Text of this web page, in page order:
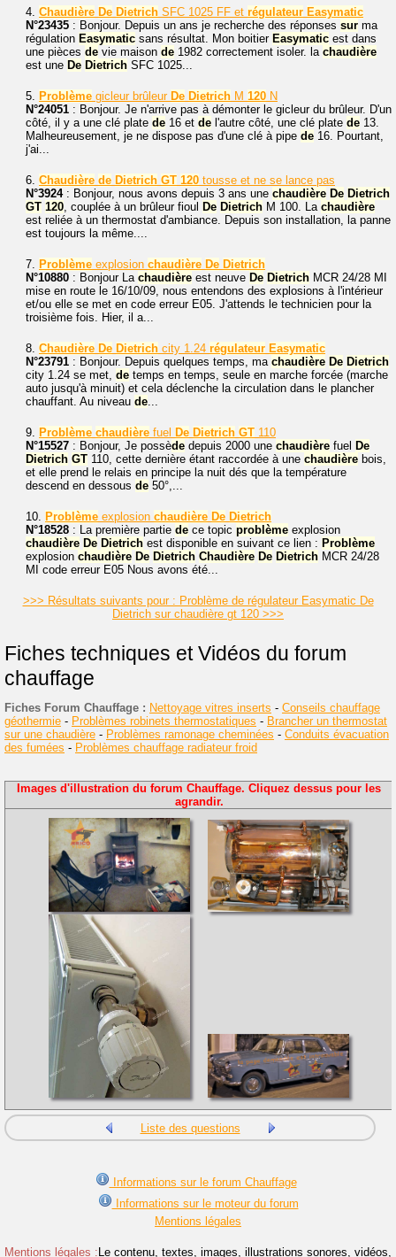
4. Chaudière De Dietrich SFC 1025 FF et régulateur Easymatic
N°23435 : Bonjour. Depuis un ans je recherche des réponses sur ma
régulation Easymatic sans résultat. Mon boitier Easymatic est dans
une pièces de vie maison de 1982 correctement isoler. la chaudière
est une De Dietrich SFC 1025...
5. Problème gicleur brûleur De Dietrich M 120 N
N°24051 : Bonjour. Je n'arrive pas à démonter le gicleur du brûleur. D'un
côté, il y a une clé plate de 16 et de l'autre côté, une clé plate de 13.
Malheureusement, je ne dispose pas d'une clé à pipe de 16. Pourtant,
j'ai...
6. Chaudière de Dietrich GT 120 tousse et ne se lance pas
N°3924: Bonjour, nous avons depuis 3 ans une chaudière De Dietrich
GT 120, couplée à un brûleur fioul De Dietrich M 100. La chaudière
est reliée à un thermostat d'ambiance. Depuis son installation, la panne
est toujours la même....
7. Problème explosion chaudière De Dietrich
N°10880 : Bonjour La chaudière est neuve De Dietrich MCR 24/28 MI
mise en route le 16/10/09, nous entendons des explosions à l'intérieur
et/ou elle se met en code erreur E05. J'attends le technicien pour la
troisième fois. Hier, il a...
8. Chaudière De Dietrich city 1.24 régulateur Easymatic
N°23791 : Bonjour. Depuis quelques temps, ma chaudière De Dietrich
city 1.24 se met, de temps en temps, seule en marche forcée (marche
auto jusqu'à minuit) et cela déclenche la circulation dans le plancher
chauffant. Au niveau de...
9. Problème chaudière fuel De Dietrich GT 110
N°15527 : Bonjour, Je possède depuis 2000 une chaudière fuel De
Dietrich GT 110, cette dernière étant raccordée à une chaudière bois,
et elle prend le relais en principe la nuit dés que la température
descend en dessous de 50°,...
10. Problème explosion chaudière De Dietrich
N°18528 : La première partie de ce topic problème explosion
chaudière De Dietrich est disponible en suivant ce lien : Problème
explosion chaudière De Dietrich Chaudière De Dietrich MCR 24/28
MI code erreur E05 Nous avons été...
>>> Résultats suivants pour : Problème de régulateur Easymatic De
Dietrich sur chaudière gt 120 >>>
Fiches techniques et Vidéos du forum
chauffage
Fiches Forum Chauffage : Nettoyage vitres inserts - Conseils chauffage
géothermie - Problèmes robinets thermostatiques - Brancher un thermostat
sur une chaudière - Problèmes ramonage cheminées - Conduits évacuation
des fumées - Problèmes chauffage radiateur froid
Images d'illustration du forum Chauffage. Cliquez dessus pour les
agrandir.
Liste des questions
Informations sur le forum Chauffage
Informations sur le moteur du forum
Mentions légales
Mentions légales : Le contenu, textes, images, illustrations sonores, vidéos,